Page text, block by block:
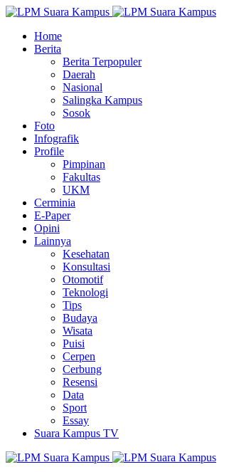
Home
Berita
Berita Terpopuler
Daerah
Nasional
Salingka Kampus
Sosok
Foto
Infografik
Profile
Pimpinan
Fakultas
UKM
Cerminia
E-Paper
Opini
Lainnya
Kesehatan
Konsultasi
Otomotif
Teknologi
Tips
Budaya
Wisata
Puisi
Cerpen
Cerbung
Resensi
Data
Sport
Essay
Suara Kampus TV